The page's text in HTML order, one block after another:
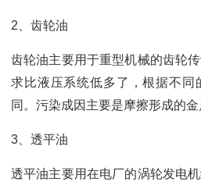
2、齿轮油
齿轮油主要用于重型机械的齿轮
求比液压系统低多了，根据不同
同。污染成因主要是摩擦形成的金
3、透平油
透平油主要用在电厂的涡轮发电